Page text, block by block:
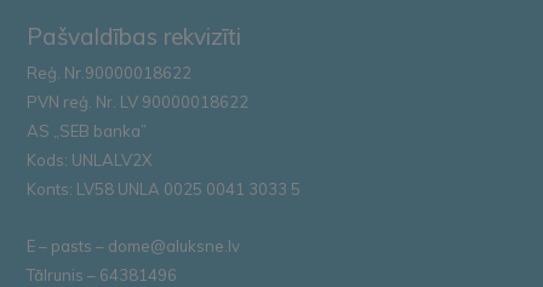
Pašvaldības rekvizīti
Reģ. Nr.90000018622
PVN reģ. Nr. LV 90000018622
AS „SEB banka”
Kods: UNLALV2X
Konts: LV58 UNLA 0025 0041 3033 5
E – pasts – dome@aluksne.lv
Tālrunis – 64381496